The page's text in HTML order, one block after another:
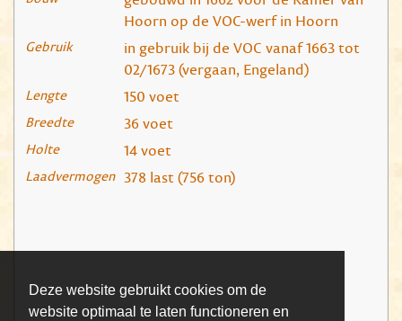
Deze website gebruikt cookies om de
website optimaal te laten functioneren en
Hoorn op de VOC-werf in Hoorn
Gebruik
in gebruik bij de VOC vanaf 1663 tot
02/1673 (vergaan, Engeland)
Lengte 150 voet
Breedte 36 voet
Holte 14 voet
Laadvermogen 378 last (756 ton)